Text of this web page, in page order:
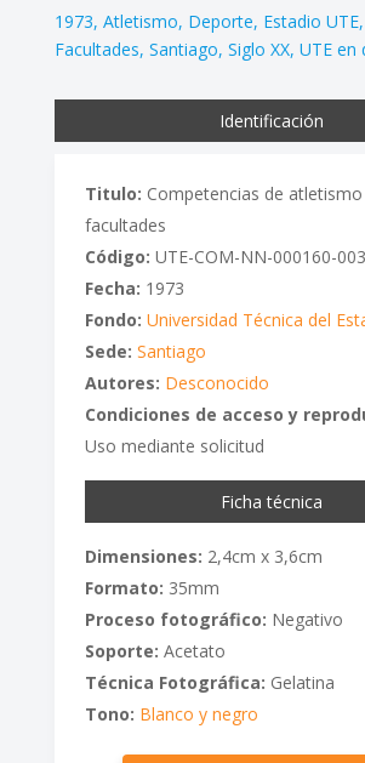
1973 Atletismo Deporte Estadio UTE
Facultades Santiago Siglo XX UTE en
Identificación
Titulo: Competencias de
facultades
Código: UTE-COM-NN-000160-003
Fecha: 1973
Fondo: Universidad Técnica del
Sede: Santiago
Autores: Desconocido
Condiciones de acceso y
Uso mediante solicitud
Ficha técnica
Dimensiones: 2,4cm x 3,6cm
Formato: 35mm
Proceso fotográfico: Negativo
Soporte: Acetato
Técnica Fotográfica: Gelatina
Tono: Blanco y negro